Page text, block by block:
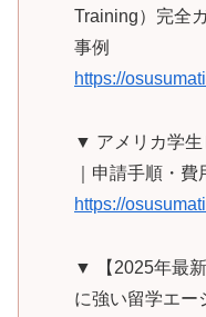
Training）完全
事例
https://
▼ アメリカ学生
｜申請手順・
https://
▼ 【2025年最
に強い留学エー